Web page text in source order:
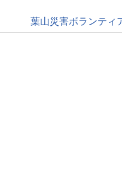
葉山災害ボランティ